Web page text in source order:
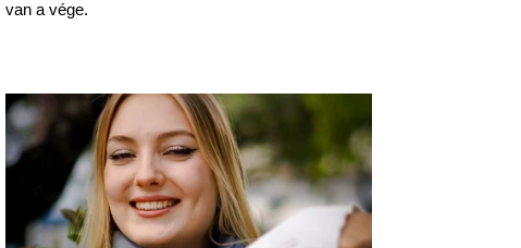
van a vége.